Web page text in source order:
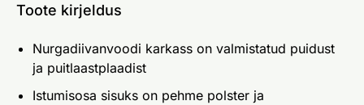
Toote kirjeldus
Nurgadiivanvoodi karkass on valmistatud puidust
ja puitlaastplaadist
Istumisosa sisuks on pehme polster ja